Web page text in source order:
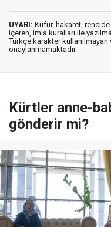
UYARI: Küfür, hakaret,
içeren, imla kuralları ile
Türkçe karakter
onaylanmamaktadır.
Kürtler anne-
gönderir mi?